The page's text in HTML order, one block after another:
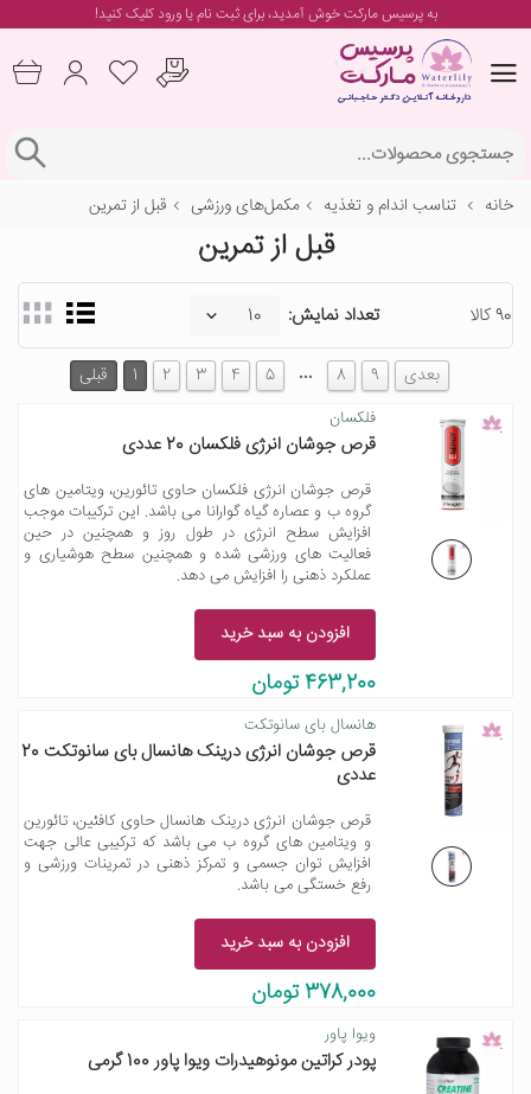
به پرسیس مارکت خوش آمدید، برایثبت نام یا ورودکلیک کنید!
خانه تناسب اندام و تغذیه مکمل‌های ورزشی قبل از تمرین
قبل از تمرین
90 کالا تعداد نمایش:
قبلی 1 2 3 4 5 … 8 9 بعدی
فلکسان
قرص جوشان انرژی فلکسان 20 عددی
قرص جوشان انرژی فلکسان حاوی تائورین، ویتامین های
گروه ب و عصاره گیاه گوارانا می باشد. این ترکیبات موجب
افزایش سطح انرژی در طول روز و همچنین در حین
فعالیت های ورزشی شده و همچنین سطح هوشیاری و
عملکرد ذهنی را افزایش می دهد.
افزودن به سبد خرید
463,200 تومان
هانسال بای سانوتکت
قرص جوشان انرژی درینک هانسال بای سانوتکت 20
عددی
قرص جوشان انرژی درینک هانسال حاوی کافئین، تائورین
و ویتامین های گروه ب می باشد که ترکیبی عالی جهت
افزایش توان جسمی و تمرکز ذهنی در تمرینات ورزشی و
رفع خستگی می باشد.
افزودن به سبد خرید
378,000 تومان
ویوا پاور
پودر کراتین مونوهیدرات ویوا پاور 100 گرمی